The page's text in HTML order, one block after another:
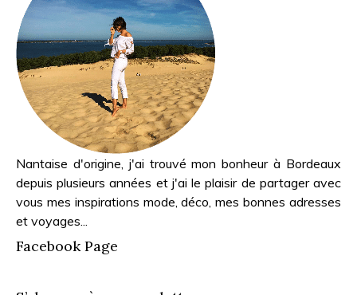
Nantaise d'origine, j'ai trouvé mon bonheur à Bordeaux
depuis plusieurs années et j'ai le plaisir de partager avec
vous mes inspirations mode, déco, mes bonnes adresses
et voyages...
Facebook Page